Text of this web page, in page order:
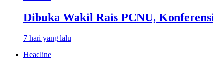
Dibuka Wakil Rais PCNU,
7 hari yang lalu
Headline